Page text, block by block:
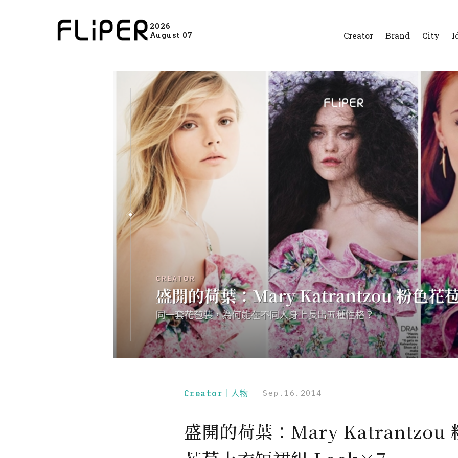
2026
August 07
Creator Brand City
Creator｜人物 Sep.16.2014
盛開的荷葉：Mary Katrantzou